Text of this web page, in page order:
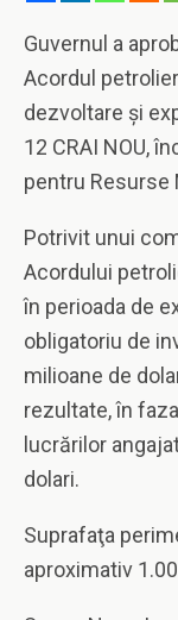
Guvernul a
Acordul
dezvoltare şi
12 CRAI NOU,
pentru Resurse
Potrivit unui
Acordului
în perioada de
obligatoriu de
milioane de
rezultate, în
lucrărilor
dolari.
Suprafaţa
aproximativ